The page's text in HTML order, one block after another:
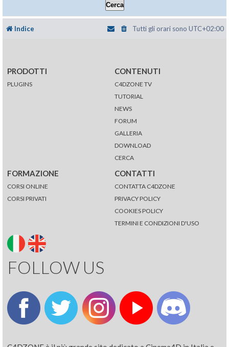
Indice Tutti gli orari sono UTC+02:00
PRODOTTI
PLUGINS
CONTENUTI
C4DZONE TV
TUTORIAL
NEWS
FORUM
GALLERIA
DOWNLOAD
CERCA
FORMAZIONE
CORSI ONLINE
CORSI PRIVATI
CONTATTI
CONTATTA C4DZONE
PRIVACY POLICY
COOKIES POLICY
TERMINI E CONDIZIONI D'USO
FOLLOW US